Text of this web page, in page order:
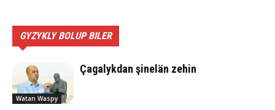
GYZYKLY BOLUP BILER
Watan Waspy
Çagalykdan şinelän zehin